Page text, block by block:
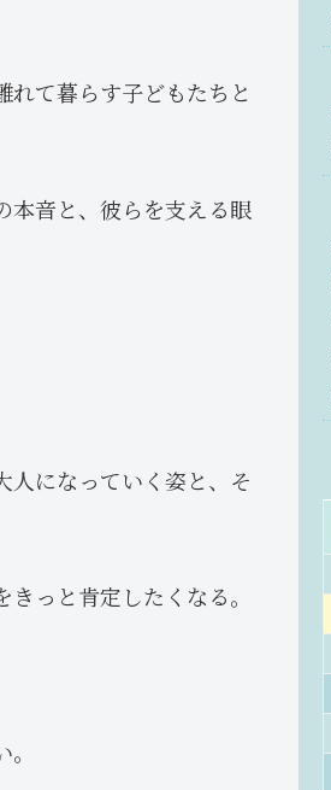
て暮らす子どもたちと
本音と、彼らを支える眼
人になっていく姿と、そ
っと肯定したくなる。